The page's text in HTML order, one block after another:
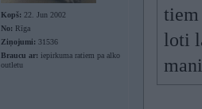
Kopš: 22. Jun 2002
No: Rīga
Ziņojumi: 31536
Braucu ar: iepirkuma ratiem pa alko
outletu
tiem
loti